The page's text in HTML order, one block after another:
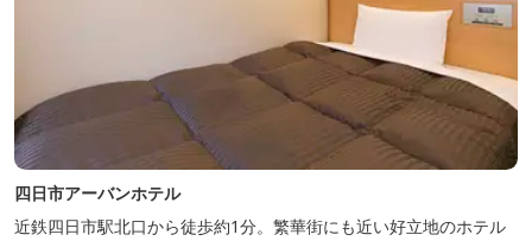
四日市アーバンホテル
近鉄四日市駅北口から徒歩約1分。繁華街にも近い好立地のホテル